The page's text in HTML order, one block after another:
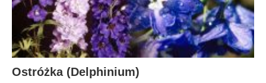
Ostróżka (Delphinium)